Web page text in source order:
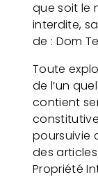
que soit le
interdite,
de : Dom
Toute
de l’un
contient
poursuivie
des
Propriété